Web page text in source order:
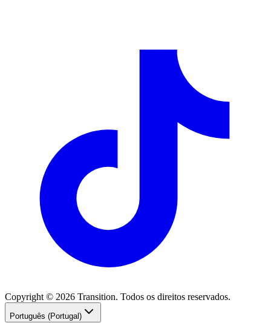
Copyright © 2026 Transition. Todos os direitos reservados.
Português (Portugal)